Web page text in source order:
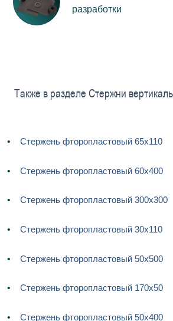
разработки
Также в разделе Cтержни
Стержень фторопластовый 65х110
Стержень фторопластовый 60х400
Стержень фторопластовый 300х300
Стержень фторопластовый 30х110
Стержень фторопластовый 50х500
Стержень фторопластовый 170х50
Стержень фторопластовый 50х400